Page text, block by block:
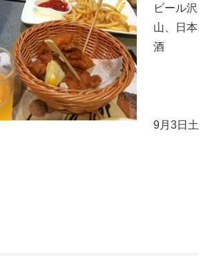
ビール沢
山、日本
酒
9月3日土